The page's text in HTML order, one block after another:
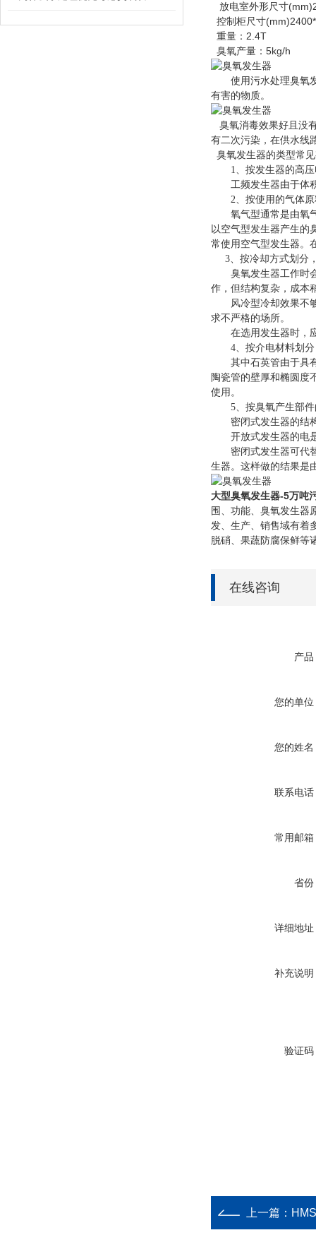
放电室外形尺寸
控制柜尺寸
重量：2.4T
臭氧产量：5kg/h
使用污水处理臭氧发
有害的物质。
臭氧消毒效果好且没
有二次污染，在供水线
臭氧发生器的类型常
1、按发生器的高压电
工频发生器由于体积
2、按使用的气体原
氧气型通常是由氧气
以空气型发生器产生的
常使用空气型发生器。
3、按冷却方式划分
臭氧发生器工作时会
作，但结构复杂，成本
风冷型冷却效果不够
求不严格的场所。
在选用发生器时，
4、按介电材料划分
其中石英管由于具有
陶瓷管的壁厚和椭圆度
使用。
5、按臭氧产生部件
密闭式发生器的结构
开放式发生器的电是
密闭式发生器可代替
生器。这样做的结果是
大型臭氧发生器-5万吨
围、功能、臭氧发生器
发、生产、销售域有着
脱硝、果蔬防腐保鲜等
在线咨询
产品
您的单位
您的姓名
联系电话
常用邮箱
省份
详细地址
补充说明
验证码
上一篇：